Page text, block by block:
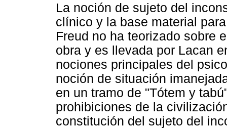
La noción de sujeto del
clínico y la base material
Freud no ha teorizado sobre
obra y es llevada por Lacan
nociones principales del
noción de situación
en un tramo de "Tótem y
prohibiciones de la
constitución del sujeto del